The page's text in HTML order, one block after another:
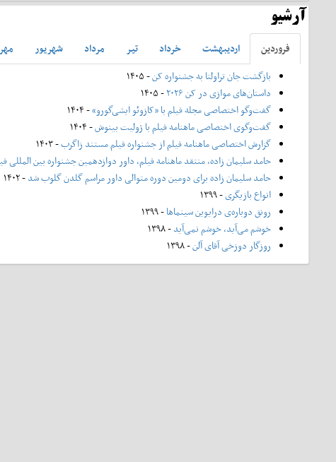
آرشیو
فروردين ارديبهشت خرداد تير مرداد شهريور مهر
بازگشت جان تراولتا به جشنواره کن- ۱۴۰۵
داستان‌های موازی در کن ۲۰۲۶
- ۱۴۰۵
گفت‌وگو اختصاصی مجله فیلم با «کازوئو ایشی‌گورو»- ۱۴۰۴
گفت‌وگوی اختصاصی ماهنامه فیلم با ژولیت بینوش- ۱۴۰۴
گزارش اختصاصی ماهنامه فیلم از جشنواره فیلم مستند زاگرب- ۱۴۰۳
حامد سلیمان زاده، منتقد ماهنامه فیلم، داور دوازدهمین جشنواره بین المللی
حامد سلیمان زاده برای دومین دوره متوالی داور مراسم گلدن گلوب شد- ۱۴۰۲
انواع بازیگری- ۱۳۹۹
رونق دوباره‌ی درایوین سینماها- ۱۳۹۹
خوشم می‌آید، خوشم نمی‌آید- ۱۳۹۸
روزگار دوزخی آقای آلن- ۱۳۹۸